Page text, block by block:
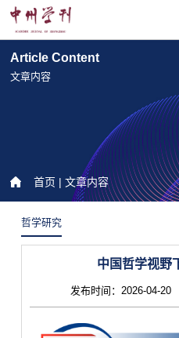
Article Content
文章内容
首页 | 文章内容
哲学研究
中国哲学视野
发布时间：2026-04-